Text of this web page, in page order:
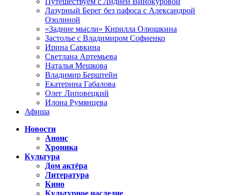
Лазурный Берег без пафоса с Александрой
Озолиной
«Задние мысли» Кирилла Олюшкина
Застолье с Владимиром Софиенко
Ирина Савкина
Светлана Артемьева
Наталья Мешкова
Владимир Берштейн
Екатерина Габалова
Олег Липовецкий
Илона Румянцева
Афиша
Новости
Анонс
Хроника
Культура
Дом актёра
Литература
Кино